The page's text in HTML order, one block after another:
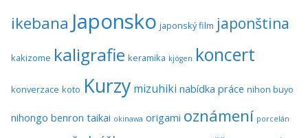
ikebana Japonsko japonský film japonština
kakizome kaligrafie keramika kjógen koncert
konverzace koto Kurzy mizuhiki nabídka práce nihon buyo
nihongo benron taikai okinawa origami oznámení porcelán